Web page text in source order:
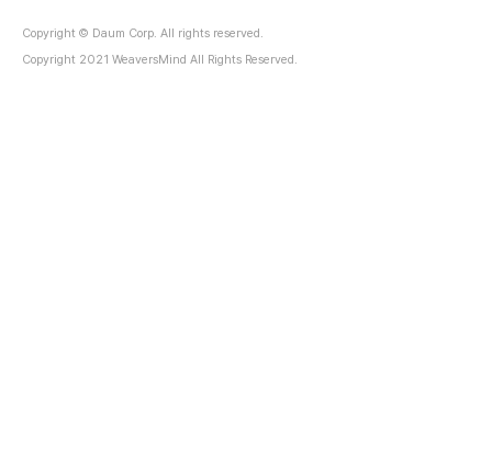
Copyright © Daum Corp. All rights reserved.
Copyright 2021 WeaversMind All Rights Reserved.